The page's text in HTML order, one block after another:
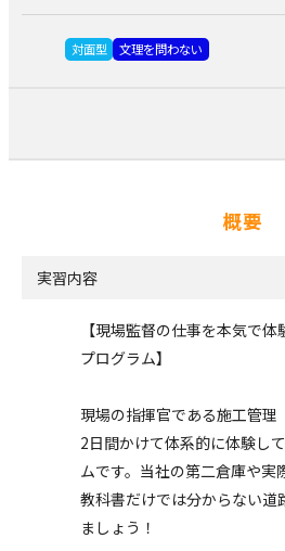
対面型 文理を問わない
概要
実習内容
【現場監督の仕事を本気で
プログラム】
現場の指揮官である施工管理
2日間かけて体系的に体験し
ムです。当社の第二倉庫や実
教科書だけでは分からない道
ましょう！